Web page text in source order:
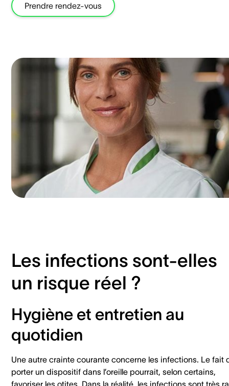
Prendre rendez-vous
Les infections sont-elles
un risque réel ?
Hygiène et entretien au
quotidien
Une autre crainte courante concerne les infections. Le fait
porter un dispositif dans l’oreille pourrait, selon certains,
favoriser les otites. Dans la réalité, les infections sont très